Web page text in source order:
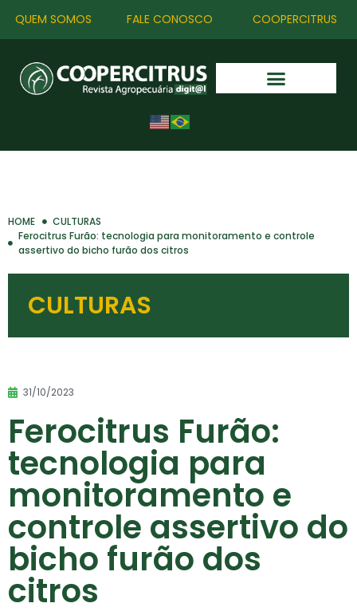
QUEM SOMOS FALE CONOSCO COOPERCITRUS
HOME
CULTURAS
Ferocitrus Furão: tecnologia para monitoramento e controle
assertivo do bicho furão dos citros
CULTURAS
31/10/2023
Ferocitrus Furão:
tecnologia para
monitoramento e
controle assertivo do
bicho furão dos
citros